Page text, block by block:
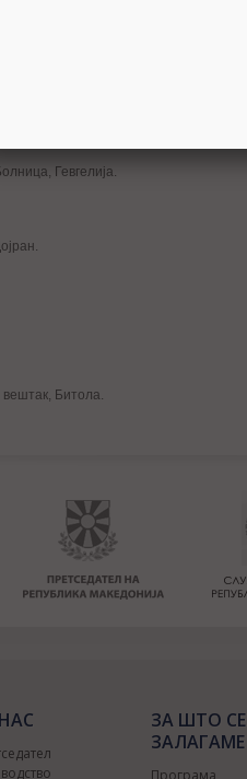
развој, Гевгелија.
Кребс унд Кифер, Крива Паланка.
Гевгелија.
Битола.
ЗА ШТО СЕ
ЗАЛАГАМЕ
Програма